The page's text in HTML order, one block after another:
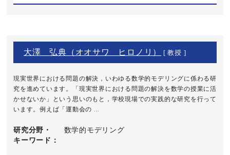
大澤 弘典（オオサワ ヒロノリ） [ 教授 ]
現実世界における問題の解決，いわゆる数学的モデリングに係わる研
究を進めています。「現実世界における問題の解決を数学の授業に活
かせないか」という思いのもと，学校現場での実践的な研究を行って
います。例えば「運動会の ...
研究分野・
キーワード
数学的モデリング